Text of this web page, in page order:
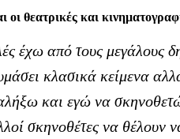
οι θεατρικές και
έχω από τους μεγάλους
κλασικά κείμενα
και εγώ να
σκηνοθέτες να θέλουν